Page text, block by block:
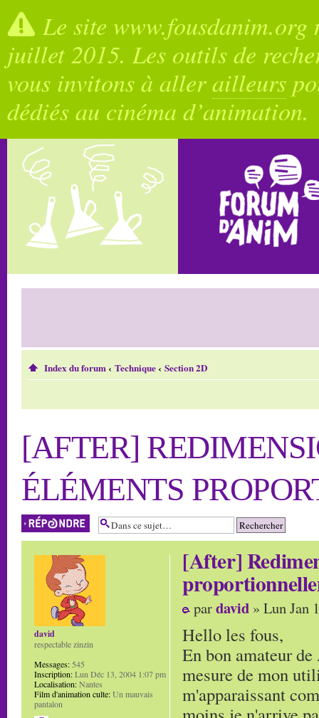
Le site
juillet 2015. Les outils de
vous invitons à allerailleurs
dédiés au cinéma d’animation.
Index du forum‹ Technique‹ Section 2D
[AFTER]
ÉLÉMENTS
Répondre
[After]
pardavid » Lun Jan
Hello les fous,
En bon amateur
mesure de mon
m'apparaissant
david
respectable zinzin
Messages: 545
Inscription:Lun Déc 13, 2004 1:07 pm
Localisation:Nantes
Film d'animation culte:Un mauvais
pantalon